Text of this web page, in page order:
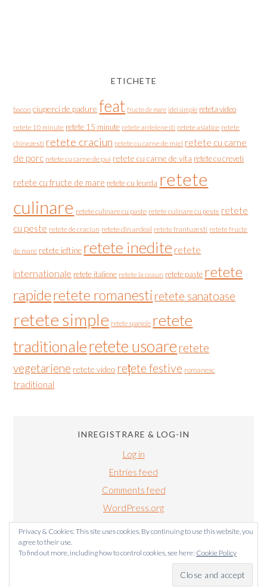
ETICHETE
bacon ciuperci de padure feat fructe de mare idei simple reteta video
retete 10 minute retete 15 minute retete ardelenesti retete asiatice retete
chinezesti retete craciun retete cu carne de miel retete cu carne
de porc retete cu carne de pui retete cu carne de vita retete cu creveti
retete cu fructe de mare retete cu leurda retete
culinare retete culinare cu paste retete culinare cu peste retete
cu peste retete de craciun retete din ardeal retete frantuzesti retete fructe
de mare retete ieftine retete inedite retete
internationale retete italiene retete la ceaun retete paste retete
rapideretete romanesti retete sanatoase
retete simple retete spaniole retete
traditionaleretete usoare retete
vegetariene retete video rețete festive romanesc
traditional
INREGISTRARE & LOG-IN
Log in
Entries feed
Comments feed
WordPress.org
BUCATARIALUIRADU.COM COPYRIGHT © 2011-2024. TOATE
Privacy & Cookies: This site uses cookies. By continuing to use this website, you
agree to their use.
To find out more, including how to control cookies, see here: Cookie Policy